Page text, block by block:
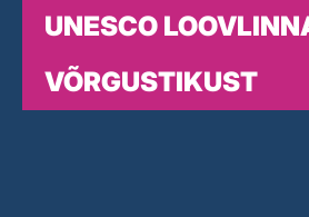
UNESCO
VÕRGUSTIKUST